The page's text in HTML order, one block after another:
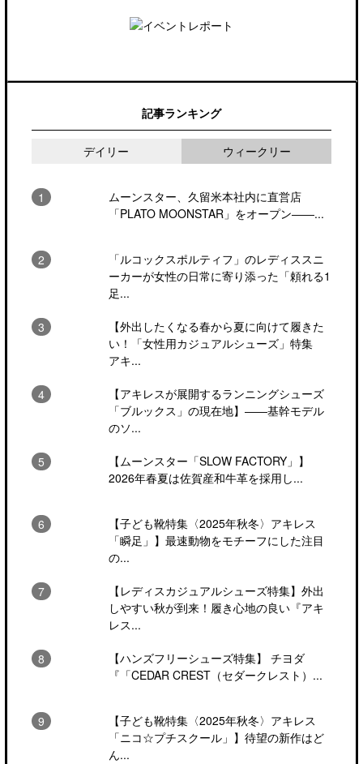
記事ランキング
デイリー ウィークリー
ムーンスター、久留米本社内に直営店
「PLATO MOONSTAR」をオープン――...
「ルコックスポルティフ」のレディススニ
ーカーが女性の日常に寄り添った「頼れる1
足...
【外出したくなる春から夏に向けて履きた
い！「女性用カジュアルシューズ」特集
アキ...
【アキレスが展開するランニングシューズ
「ブルックス」の現在地】――基幹モデル
のソ...
【ムーンスター「SLOW FACTORY」】
2026年春夏は佐賀産和牛革を採用し...
【子ども靴特集〈2025年秋冬〉アキレス
「瞬足」】最速動物をモチーフにした注目
の...
【レディスカジュアルシューズ特集】外出
しやすい秋が到来！履き心地の良い『アキ
レス...
【ハンズフリーシューズ特集】 チヨダ
『「CEDAR CREST（セダークレスト）...
【子ども靴特集〈2025年秋冬〉アキレス
「ニコ☆プチスクール」】待望の新作はど
ん...